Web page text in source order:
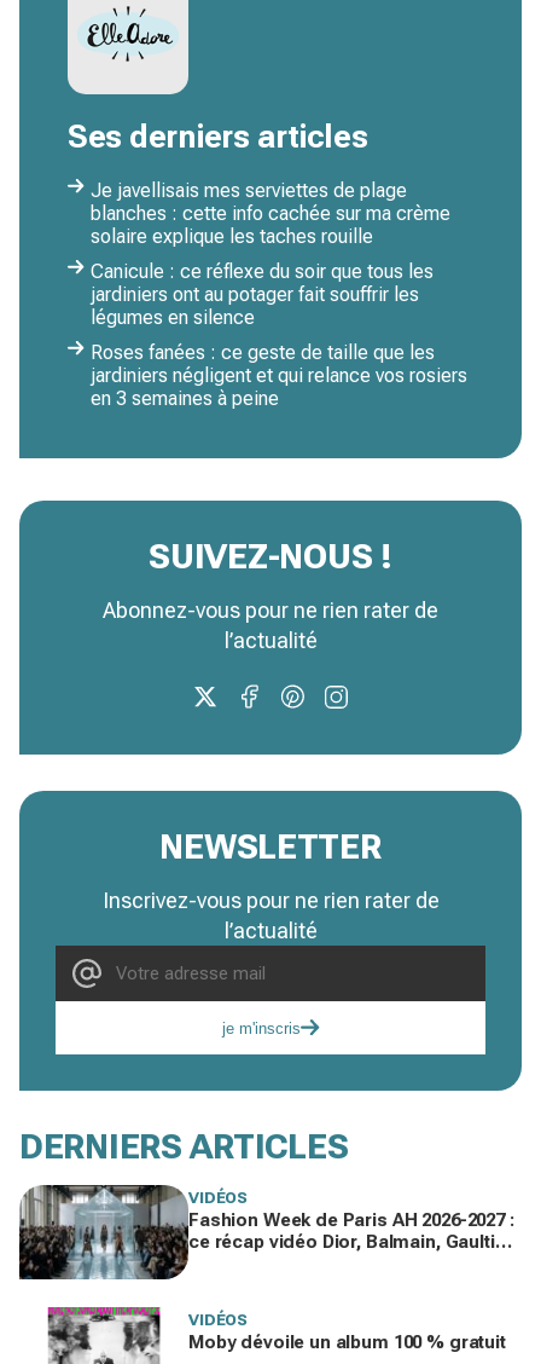
Ses derniers articles
Je javellisais mes serviettes de plage
blanches : cette info cachée sur ma crème
solaire explique les taches rouille
Canicule : ce réflexe du soir que tous les
jardiniers ont au potager fait souffrir les
légumes en silence
Roses fanées : ce geste de taille que les
jardiniers négligent et qui relance vos rosiers
en 3 semaines à peine
SUIVEZ-NOUS !
Abonnez-vous pour ne rien rater de
l’actualité
NEWSLETTER
Inscrivez-vous pour ne rien rater de
l’actualité
je m'inscris
DERNIERS ARTICLES
VIDÉOS
Fashion Week de Paris AH 2026-2027 :
ce récap vidéo Dior, Balmain, Gaultier
VIDÉOS
Moby dévoile un album 100 % gratuit